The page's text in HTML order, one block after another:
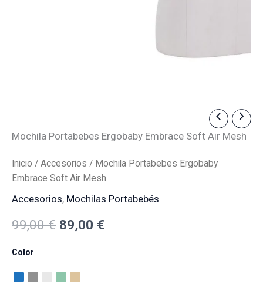
Mochila Portabebes Ergobaby Embrace Soft Air Mesh
Inicio / Accesorios / Mochila Portabebes Ergobaby
Embrace Soft Air Mesh
Accesorios, Mochilas Portabebés
99,00€
precio
original
era:
99,00 €.
89,00 €
precio
actual
es:
89,00 €.
Color
Ergobaby
Soft
Air
cantidad